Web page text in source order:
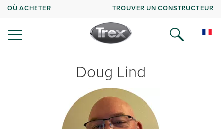
OÙ ACHETER TROUVER UN CONSTRUCTEUR
Doug Lind